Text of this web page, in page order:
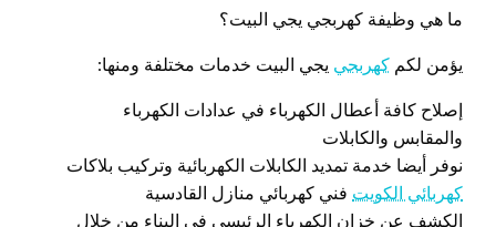
ما هي وظيفة كهربجي يجي البيت؟
يؤمن لكم كهربجي يجي البيت خدمات مختلفة ومنها:
إصلاح كافة أعطال الكهرباء في عدادات الكهرباء
والمقابس والكابلات
نوفر أيضا خدمة تمديد الكابلات الكهربائية وتركيب بلاكات
كهربائي الكويت فني كهربائي منازل القادسية
الكشف عن خزان الكهرباء الرئيسي في البناء من خلال